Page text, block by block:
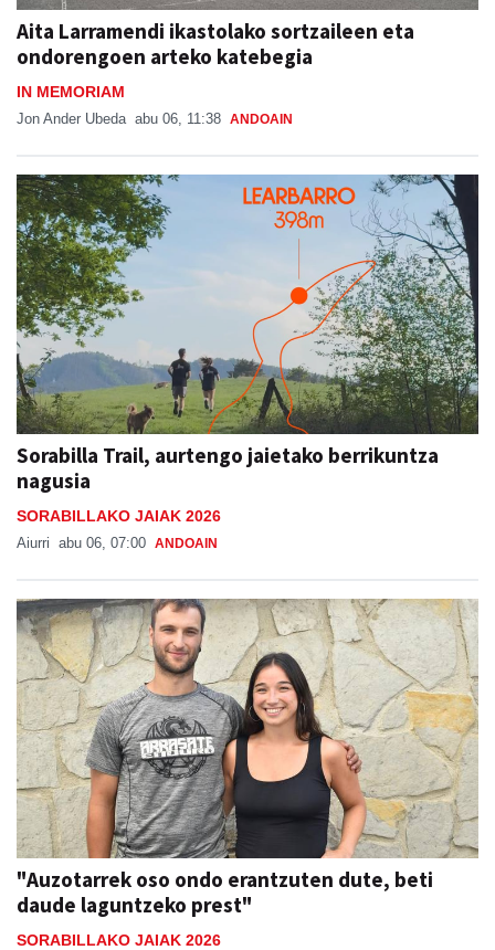
Aita Larramendi ikastolako sortzaileen eta
ondorengoen arteko katebegia
IN MEMORIAM
Jon Ander Ubeda abu 06, 11:38 ANDOAIN
Sorabilla Trail, aurtengo jaietako berrikuntza
nagusia
SORABILLAKO JAIAK 2026
Aiurri abu 06, 07:00 ANDOAIN
"Auzotarrek oso ondo erantzuten dute, beti
daude laguntzeko prest"
SORABILLAKO JAIAK 2026